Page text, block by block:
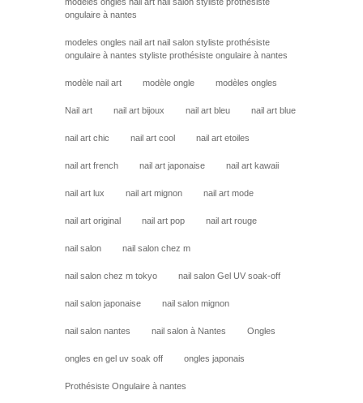
ongulaire à nantes
modeles ongles nail art nail salon styliste prothésiste
ongulaire à nantes styliste prothésiste ongulaire à nantes
modèle nail art modèle ongle modèles ongles
Nail art nail art bijoux nail art bleu nail art blue
nail art chic nail art cool nail art etoiles
nail art french nail art japonaise nail art kawaii
nail art lux nail art mignon nail art mode
nail art original nail art pop nail art rouge
nail salon nail salon chez m
nail salon chez m tokyo nail salon Gel UV soak-off
nail salon japonaise nail salon mignon
nail salon nantes nail salon à Nantes Ongles
ongles en gel uv soak off ongles japonais
Prothésiste Ongulaire à nantes